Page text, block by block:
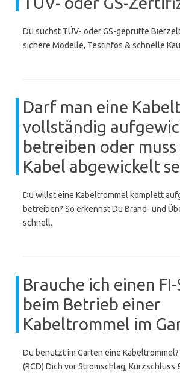
Du suchst TÜV- oder GS-geprüfte
sichere Modelle, Testinfos & schnelle
Darf man eine
vollständig
betreiben oder muss
Kabel abgewickelt
Du willst eine Kabeltrommel komplett
betreiben? So erkennst Du Brand- und
schnell.
Brauche ich einen
beim Betrieb einer
Kabeltrommel im
Du benutzt im Garten eine
(RCD) Dich vor Stromschlag, Kurzschluss